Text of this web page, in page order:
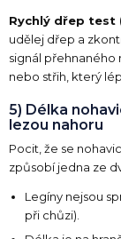
Rychlý dřep test
udělej dřep a
signál
nebo střih, který
5) Délka
lezou nahoru
Pocit, že se
způsobí jedna ze
Legíny nejsou
při chůzi).